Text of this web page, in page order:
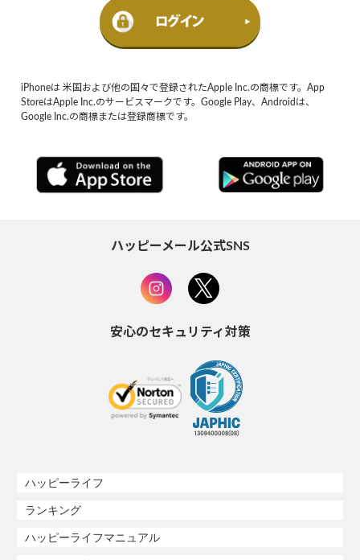
iPhoneは 米国および他の国々で登録されたApple Inc.の商標です。App
StoreはApple Inc.のサービスマークです。Google Play、Androidは、
Google Inc.の商標または登録商標です。
ハッピーメール公式SNS
安心のセキュリティ対策
ハッピーライフ
ランキング
ハッピーライフマニュアル